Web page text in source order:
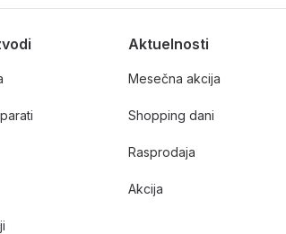
Aktuelnosti
Mesečna akcija
Shopping dani
Rasprodaja
Akcija